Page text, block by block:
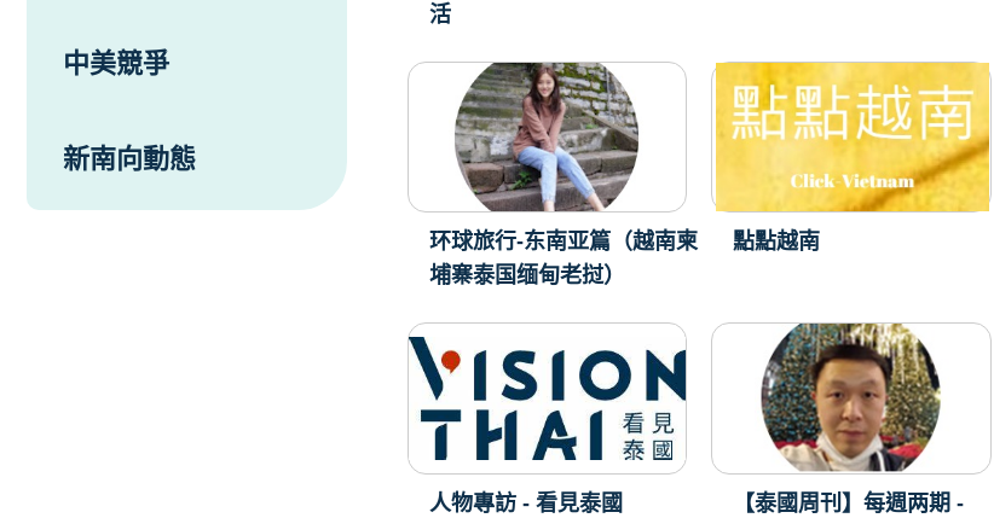
中美競爭
新南向動態
活
环球旅行-东南亚篇（越南柬
埔寨泰国缅甸老挝）
點點越南
人物專訪 - 看見泰國
【泰國周刊】每週两期 -